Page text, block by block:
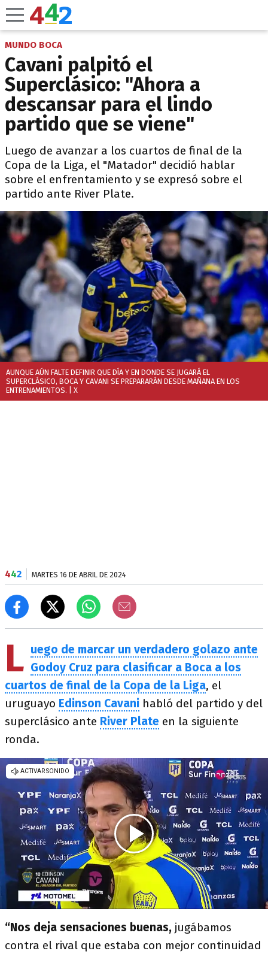
MUNDO BOCA
Cavani palpitó el
Superclásico: "Ahora a
descansar para el lindo
partido que se viene"
Luego de avanzar a los cuartos de final de la
Copa de la Liga, el "Matador" decidió hablar
sobre el enfrentamiento y se expresó sobre el
partido ante River Plate.
AUNQUE AÚN FALTE DEFINIR QUE DÍA Y EN DONDE SE JUGARÁ EL
SUPERCLÁSICO, BOCA Y CAVANI SE PREPARARÁN DESDE MAÑANA EN LOS
ENTRENAMIENTOS. | X
442 MARTES 16 DE ABRIL DE 2024
L uego de marcar un verdadero golazo ante
Godoy Cruz para clasificar a Boca a los
cuartos de final de la Copa de la Liga, el
uruguayo Edinson Cavani habló del partido y del
superclásico ante River Plate en la siguiente
ronda.
“Nos deja sensaciones buenas, jugábamos
contra el rival que estaba con mejor continuidad